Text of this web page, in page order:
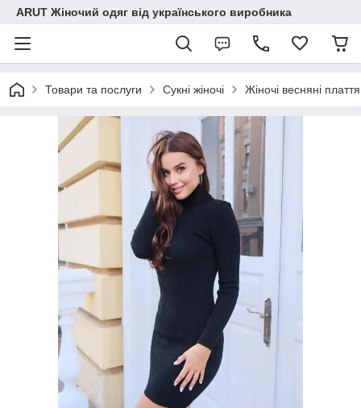
ARUT Жіночий одяг від українського виробника
Товари та послуги Сукні жіночі Жіночі весняні плаття